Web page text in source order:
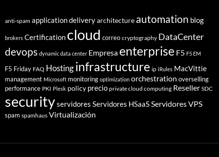
anti-spam application deliveryarchitecture automation blog
brokers Certification cloud correo cryptography DataCenter
devops dynamic data center Empresa enterprise F5 F5 EM
F5 Friday FAQ Hostinginfrastructure ip iRules MacVittie
management Microsoft monitoring optimization orchestration overselling
performance PKI Plesk policy precio private cloud computing Reseller SDC
securityservidores Servidores HSaaSServidores VPS
spam spamhaus Virtualización